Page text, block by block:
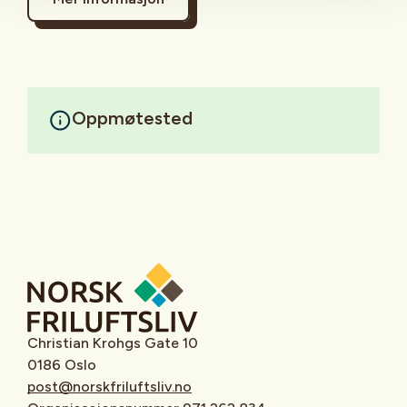
Oppmøtested
Christian Krohgs Gate 10
0186 Oslo
post@norskfriluftsliv.no